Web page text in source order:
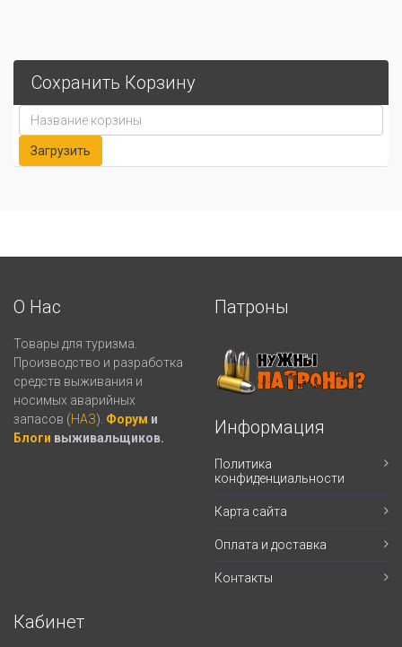
Сохранить Корзину
О Нас
Товары для туризма.
Производство и разработка
средств выживания и
носимых аварийных
запасов (НАЗ). Форум и
Блоги выживальщиков.
Патроны
Информация
Политика
конфиденциальности
Карта сайта
Оплата и доставка
Контакты
Кабинет